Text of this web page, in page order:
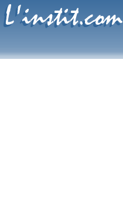
L'instit.com
L'instit.com